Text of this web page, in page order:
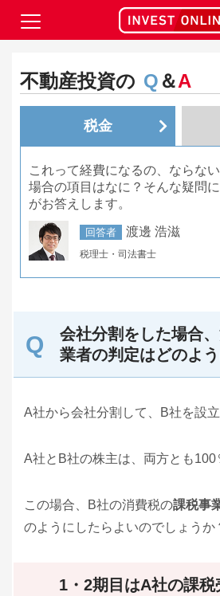
不動産投資の Q ＆A
税金
これって経費になるの、ならな
場合の項目はなに？そんな疑問
がお答えします。
回答者 渡邊 浩滋
税理士・司法書士
会社分割をした場合
業者の判定はどのよ
A社から会社分割して、B社を設立
A社とB社の株主は、両方とも100
この場合、B社の消費税の課税事
のようにしたらよいのでしょうか
1・2期目はA社の課